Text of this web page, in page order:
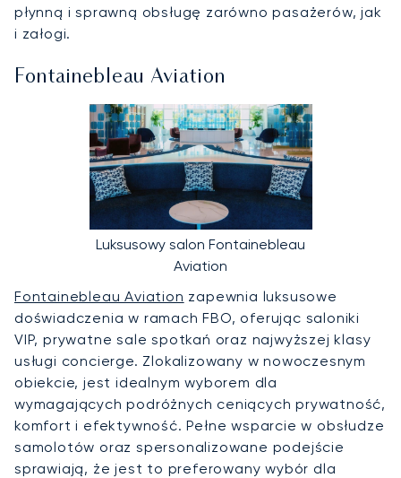
płynną i sprawną obsługę zarówno pasażerów, jak
i załogi.
Fontainebleau Aviation
Luksusowy salon Fontainebleau
Aviation
Fontainebleau Aviation zapewnia luksusowe
doświadczenia w ramach FBO, oferując saloniki
VIP, prywatne sale spotkań oraz najwyższej klasy
usługi concierge. Zlokalizowany w nowoczesnym
obiekcie, jest idealnym wyborem dla
wymagających podróżnych ceniących prywatność,
komfort i efektywność. Pełne wsparcie w obsłudze
samolotów oraz spersonalizowane podejście
sprawiają, że jest to preferowany wybór dla